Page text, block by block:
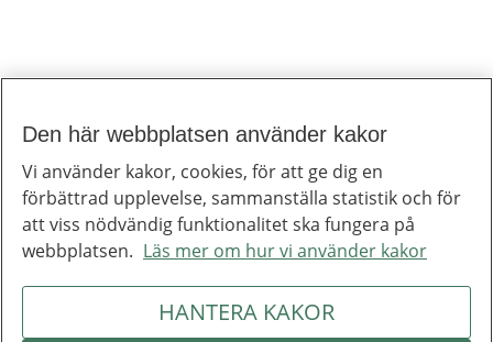
Till toppen av sidan
Inera
Inera är ett digitaliseringsbolag som bidrar till att utveckla välfärden.
Om Inera
Jobba hos oss
Ineras nyhetsbrev
Inera på LinkedIn
Om webbplatsenHantering av kakor
Den här webbplatsen använder kakor
Vi använder kakor, cookies, för att ge dig en
förbättrad upplevelse, sammanställa statistik och för
att viss nödvändig funktionalitet ska fungera på
webbplatsen. Läs mer om hur vi använder kakor
HANTERA KAKOR